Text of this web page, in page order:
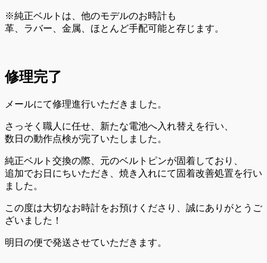
※純正ベルトは、他のモデルのお時計も
革、ラバー、金属、ほとんど手配可能と存じます。
修理完了
メールにて修理進行いただきました。
さっそく職人に任せ、新たな電池へ入れ替えを行い、
数日の動作点検が完了いたしました。
純正ベルト交換の際、元のベルトピンが固着しており、
追加でお日にちいただき、焼き入れにて固着改善処置を行い
ました。
この度は大切なお時計をお預けくださり、誠にありがとうご
ざいました！
明日の便で発送させていただきます。